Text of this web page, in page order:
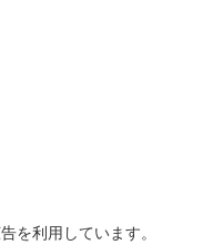
を利用しています。